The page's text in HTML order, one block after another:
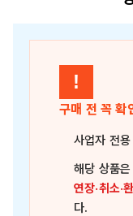
!
구매 전 꼭 확
사업자 전
해당 상품
연장·취소·
다.